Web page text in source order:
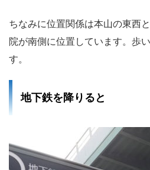
ちなみに位置関係は本山の東西
院が南側に位置しています。歩
す。
地下鉄を降りると